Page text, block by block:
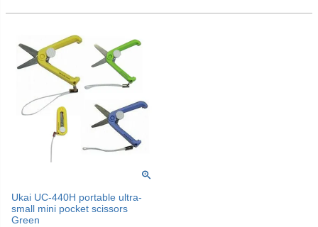
Ukai UC-440H portable ultra-
small mini pocket scissors
Green